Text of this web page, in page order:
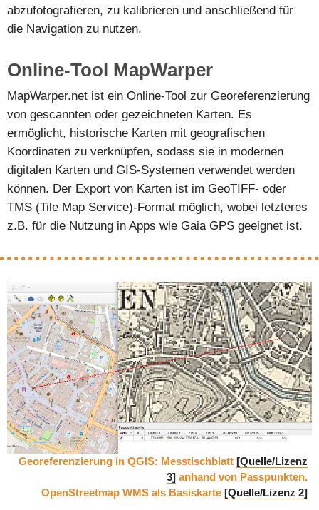
abzufotografieren, zu kalibrieren und anschließend für
die Navigation zu nutzen.
Online-Tool MapWarper
MapWarper.net ist ein Online-Tool zur Georeferenzierung
von gescannten oder gezeichneten Karten. Es
ermöglicht, historische Karten mit geografischen
Koordinaten zu verknüpfen, sodass sie in modernen
digitalen Karten und GIS-Systemen verwendet werden
können. Der Export von Karten ist im GeoTIFF- oder
TMS (Tile Map Service)-Format möglich, wobei letzteres
z.B. für die Nutzung in Apps wie Gaia GPS geeignet ist.
Georeferenzierung in QGIS: Messtischblatt [Quelle/Lizenz
3] anhand von Passpunkten.
OpenStreetmap WMS als Basiskarte [Quelle/Lizenz 2]